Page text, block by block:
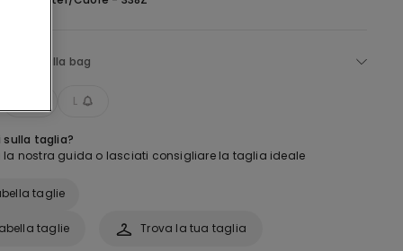
Aggiungi alla bag
L
sulla taglia?
la nostra guida o lasciati consigliare la taglia ideale
taglie
Trova la tua taglia
taglie